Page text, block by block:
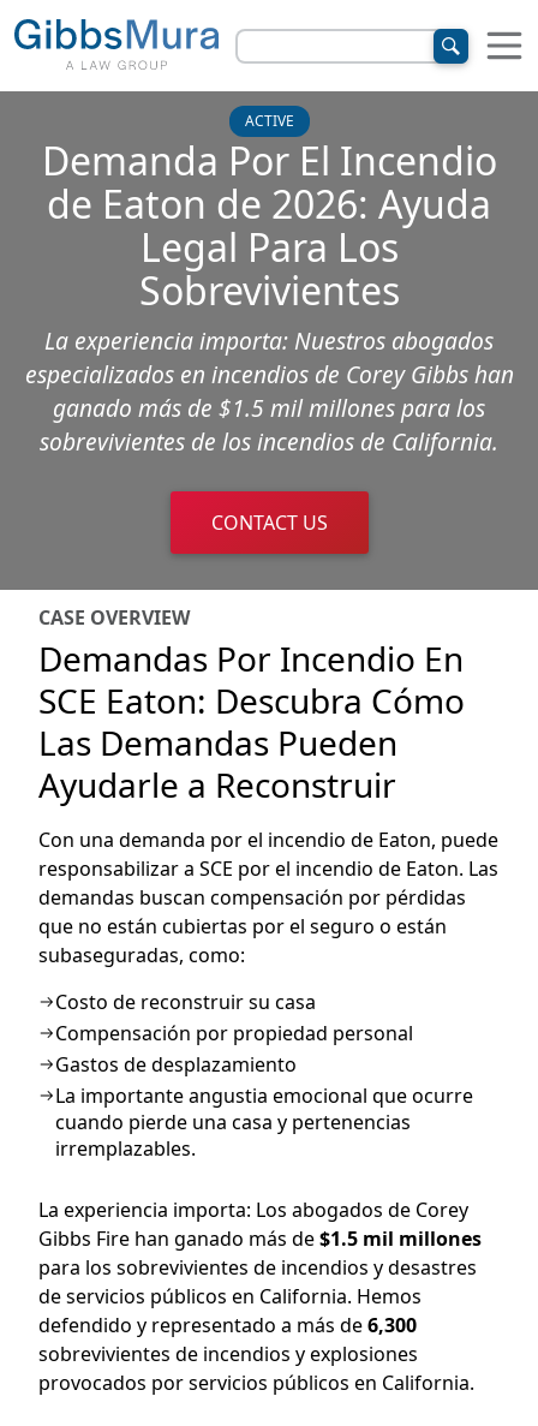
ACTIVE
Demanda Por El Incendio
de Eaton de 2026: Ayuda
Legal Para Los
Sobrevivientes
La experiencia importa: Nuestros abogados
especializados en incendios de Corey Gibbs han
ganado más de $1.5 mil millones para los
sobrevivientes de los incendios de California.
CONTACT US
CASE OVERVIEW
Demandas Por Incendio En
SCE Eaton: Descubra Cómo
Las Demandas Pueden
Ayudarle a Reconstruir
Con una demanda porel incendio de Eaton, puede
responsabilizara SCE porel incendio de Eaton. Las
demandas buscan compensación por pérdidas
que no están cubiertas porel seguro o están
subaseguradas, como:
Costo de reconstruir su casa
Compensación por propiedad personal
Gastos de desplazamiento
La importante angustia emocional que ocurre
cuando pierde una casa y pertenencias
irremplazables.
La experiencia importa: Los abogados de Corey
Gibbs Fire han ganado más de$1.5 mil millones
para los sobrevivientes de incendios y desastres
de servicios públicos en California. Hemos
defendido y representado a más de6,300
sobrevivientes de incendios y explosiones
provocados por servicios públicos en California.